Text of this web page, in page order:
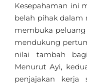
Kesepahaman ini
belah pihak dalam
membuka peluang
mendukung
nilai tambah
Menurut Ayi,
penjajakan kerja